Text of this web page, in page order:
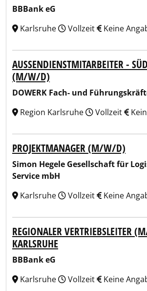
BBBank eG
Karlsruhe
Vollzeit Keine
AUSSENDIENSTMITARBEITER -
M/W/D)
DOWERK Fach- und
Region Karlsruhe
Vollzeit
PROJEKTMANAGER (M/W/D)
Simon Hegele Gesellschaft für
Service mbH
Karlsruhe
Vollzeit Keine
REGIONALER VERTRIEBSLEITER
KARLSRUHE
BBBank eG
Karlsruhe
Vollzeit Keine